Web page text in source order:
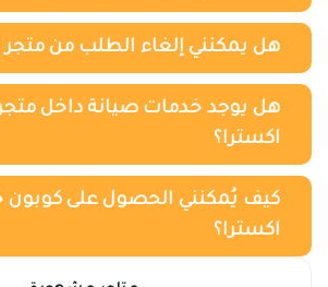
هل يمكنني إلغاء الطلب من متجر
هل يوجد خدمات صيانة داخل
اكسترا؟
كيف يُمكنني الحصول على
اكسترا؟